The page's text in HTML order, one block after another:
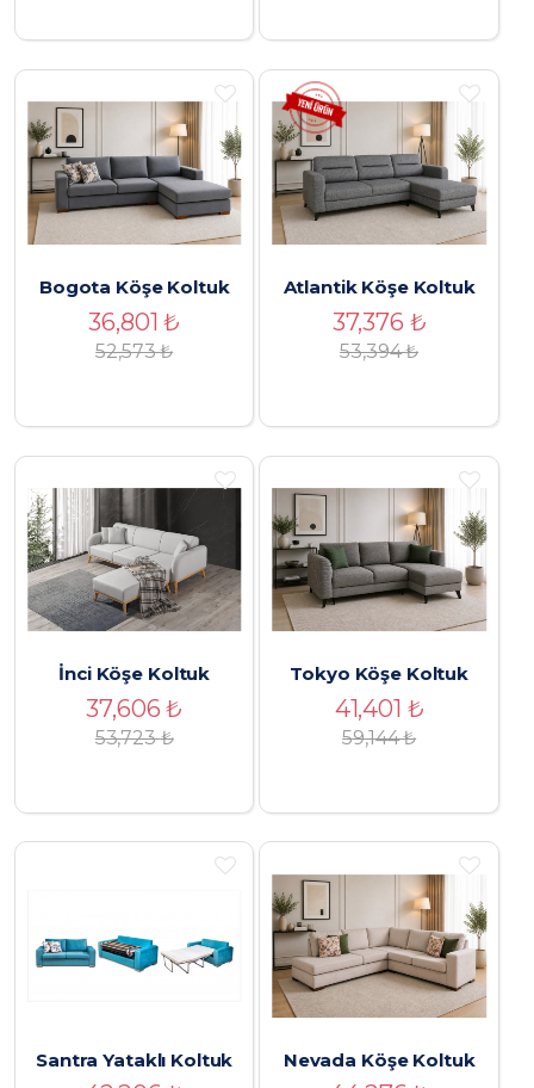
Bogota Köşe Koltuk
36,801₺
52,573₺
Atlantik Köşe Koltuk
37,376 ₺
53,394₺
İnci Köşe Koltuk
37,606₺
53,723₺
Tokyo Köşe Koltuk
41,401 ₺
59,144₺
Santra Yataklı Koltuk Nevada Köşe Koltuk